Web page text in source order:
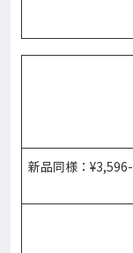
新品同様：¥3,596-